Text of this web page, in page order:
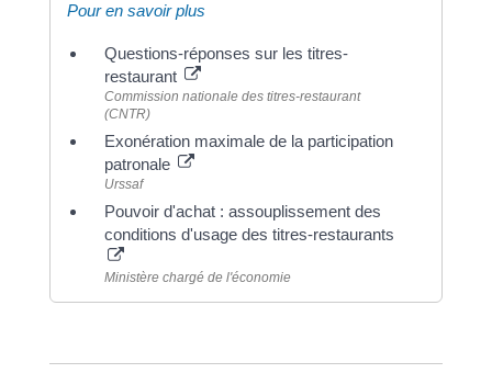
Pour en savoir plus
Questions-réponses sur les titres-
restaurant
Commission nationale des titres-restaurant
(CNTR)
Exonération maximale de la participation
patronale
Urssaf
Pouvoir d'achat : assouplissement des
conditions d'usage des titres-restaurants
Ministère chargé de l'économie